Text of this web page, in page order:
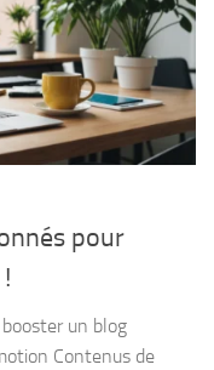
pour
un blog
Contenus de